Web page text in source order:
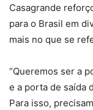
Casagrande
para o Brasil em
mais no que se
“Queremos ser a
e a porta de saída
Para isso,